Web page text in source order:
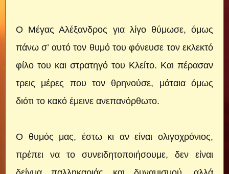
Ο Μέγας Αλέξανδρος για λίγο θύμωσε, όμως
πάνω σ’ αυτό τον θυμό του φόνευσε τον εκλεκτό
φίλο του και στρατηγό του Κλείτο. Και πέρασαν
τρεις μέρες που τον θρηνούσε, μάταια όμως
διότι το κακό έμεινε ανεπανόρθωτο.
Ο θυμός μας, έστω κι αν είναι ολιγοχρόνιος,
πρέπει να το συνειδητοποιήσουμε, δεν είναι